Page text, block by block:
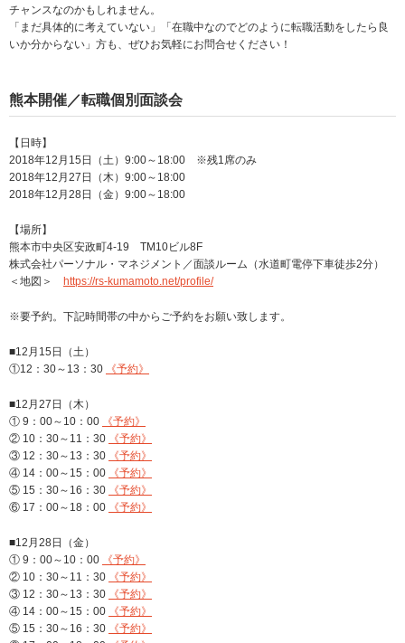
チャンスなのかもしれません。
「まだ具体的に考えていない」「在職中なのでどのように転職活動をしたら良
いか分からない」方も、ぜひお気軽にお問合せください！
熊本開催／転職個別面談会
【日時】
2018年12月15日（土）9:00～18:00 ※残1席のみ
2018年12月27日（木）9:00～18:00
2018年12月28日（金）9:00～18:00
【場所】
熊本市中央区安政町4-19 TM10ビル8F
株式会社パーソナル・マネジメント／面談ルーム（水道町電停下車徒歩2分）
＜地図＞
https://rs-kumamoto.net/profile/
※要予約。下記時間帯の中からご予約をお願い致します。
■12月15日（土）
①12：30～13：30
《予約》
■12月27日（木）
① 9：00～10：00
《予約》
② 10：30～11：30
《予約》
③ 12：30～13：30
《予約》
④ 14：00～15：00
《予約》
⑤ 15：30～16：30
《予約》
⑥ 17：00～18：00
《予約》
■12月28日（金）
① 9：00～10：00
《予約》
② 10：30～11：30
《予約》
③ 12：30～13：30
《予約》
④ 14：00～15：00
《予約》
⑤ 15：30～16：30
《予約》